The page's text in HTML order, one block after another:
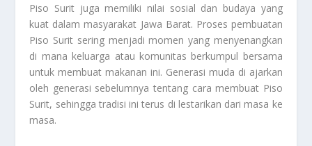
Piso Surit juga memiliki nilai sosial dan budaya yang
kuat dalam masyarakat Jawa Barat. Proses pembuatan
Piso Surit sering menjadi momen yang menyenangkan
di mana keluarga atau komunitas berkumpul bersama
untuk membuat makanan ini. Generasi muda di ajarkan
oleh generasi sebelumnya tentang cara membuat Piso
Surit, sehingga tradisi ini terus di lestarikan dari masa ke
masa.